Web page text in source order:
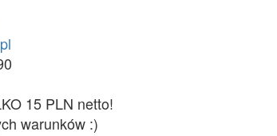
15 PLN netto!
warunków :)